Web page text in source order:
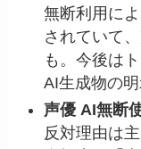
無断利用に
されていて
も。今後は
AI生成物の
声優 AI無断
反対理由は